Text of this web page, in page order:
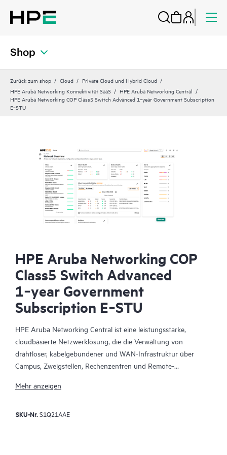
Shop
Zurück zum shop Cloud
Private Cloud und Hybrid Cloud
HPE Aruba Networking Konnektivität SaaS
HPE Aruba Networking Central
HPE Aruba Networking COP Class5 Switch Advanced 1‑year Government Subscription
E‑STU
HPE Aruba Networking COP
Class5 Switch Advanced
1‑year Government
Subscription E‑STU
HPE Aruba Networking Central ist eine leistungsstarke,
cloudbasierte Netzwerklösung, die die Verwaltung von
drahtloser, kabelgebundener und WAN-Infrastruktur über
Campus, Zweigstellen, Rechenzentren und Remote-
integrierten, KI-gestützten Analysen und intelligenten
eine proaktive Überwachung der Netzwerkleistung, für die
Mehr anzeigen
SKU-Nr.S1Q21AAE